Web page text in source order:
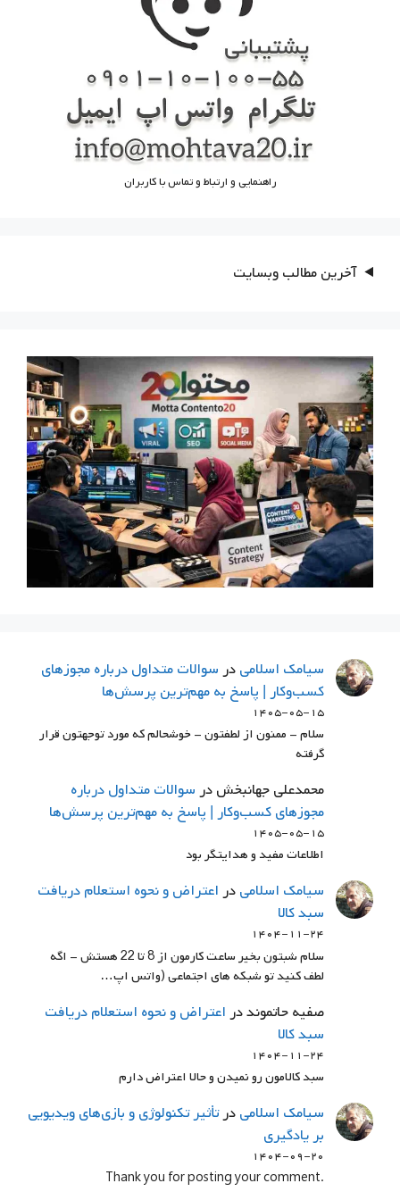
راهنمایی و ارتباط و تماس با کاربران
آخرین مطالب وبسایت
سيامك اسلاميدرسوالات متداول درباره مجوزهای
کسب‌وکار | پاسخ به مهم‌ترین پرسش‌ها
۱۴۰۵-۰۵-۱۵
سلام - ممنون از لطفتون - خوشحالم که مورد توجهتون قرار
گرفته
محمدعلی جهانبخشدرسوالات متداول درباره
مجوزهای کسب‌وکار | پاسخ به مهم‌ترین پرسش‌ها
۱۴۰۵-۰۵-۱۵
اطلاعات مفید و هدایتگر بود
سيامك اسلاميدراعتراض و نحوه استعلام دریافت
سبد کالا
۱۴۰۴-۱۱-۲۴
سلام شبتون بخیر ساعت کارمون از 8 تا 22 هستش - اگه
لطف کنید تو شبکه های اجتماعی (واتس اپ…
صفیه حاتمونددراعتراض و نحوه استعلام دریافت
سبد کالا
۱۴۰۴-۱۱-۲۴
سبد کالامون رو نمیدن و حالا اعتراض دارم
سيامك اسلاميدرتأثیر تکنولوژی و بازی‌های ویدیویی
بر یادگیری
۱۴۰۴-۰۹-۲۰
.Thank you for posting your comment